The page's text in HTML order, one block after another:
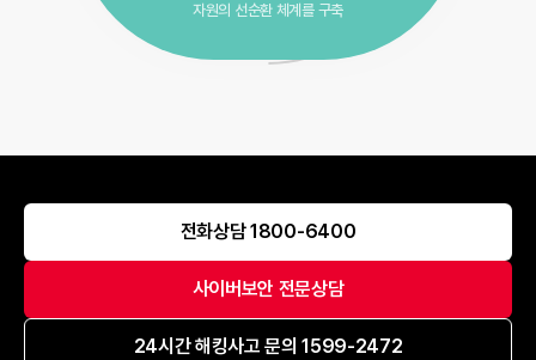
자원의 선순환 체계를 구축
전화상담 1800-6400
사이버보안 전문상담
24시간 해킹사고 문의 1599-2472